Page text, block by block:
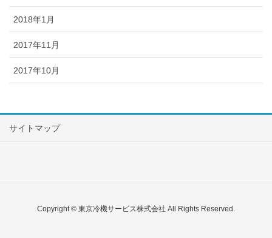
2018年1月
2017年11月
2017年10月
サイトマップ
Copyright © 東京冷機サービス株式会社 All Rights Reserved.